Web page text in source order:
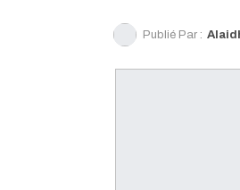
Publié Par :